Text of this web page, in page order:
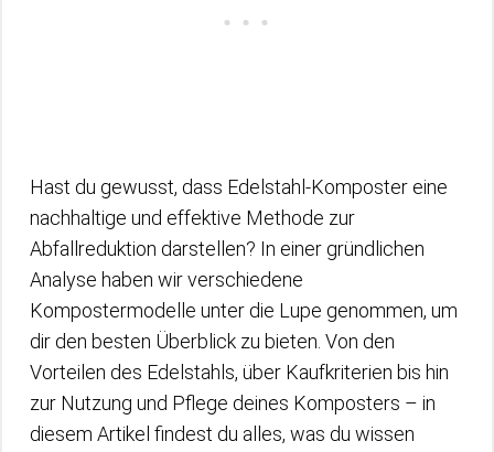
Hast du gewusst, dass Edelstahl-Komposter eine
nachhaltige und effektive Methode zur
Abfallreduktion darstellen? In einer gründlichen
Analyse haben wir verschiedene
Kompostermodelle unter die Lupe genommen, um
dir den besten Überblick zu bieten. Von den
Vorteilen des Edelstahls, über Kaufkriterien bis hin
zur Nutzung und Pflege deines Komposters – in
diesem Artikel findest du alles, was du wissen